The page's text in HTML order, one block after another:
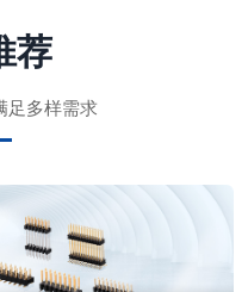
荐
足多样需求